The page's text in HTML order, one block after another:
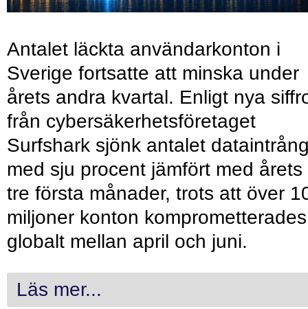
Antalet läckta användarkonton i
Sverige fortsatte att minska under
årets andra kvartal. Enligt nya
från cybersäkerhetsföretaget
Surfshark sjönk antalet
med sju procent jämfört med årets
tre första månader, trots att över
miljoner konton komprometterades
globalt mellan april och juni.
Läs mer...